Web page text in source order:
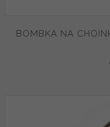
BOMBKA NA